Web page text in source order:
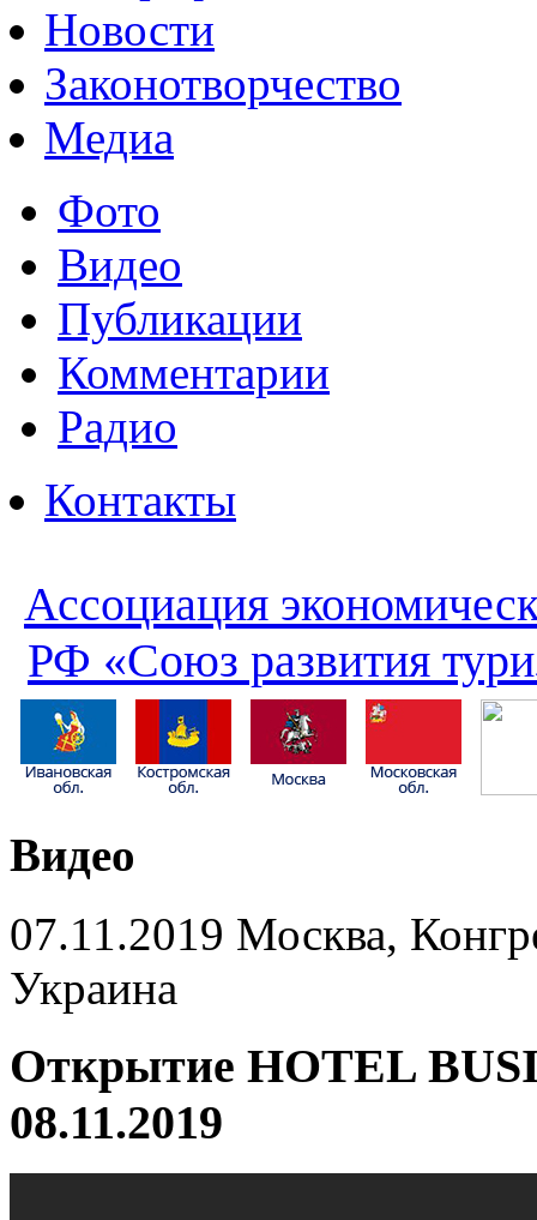
Новости
Законотворчество
Медиа
Фото
Видео
Публикации
Комментарии
Радио
Контакты
Ассоциация
РФ «Союз развития
Видео
07.11.2019 Москва,
Украина
Открытие HOTEL
08.11.2019